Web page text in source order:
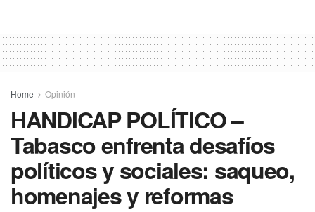
Home Opinión
HANDICAP POLÍTICO –
Tabasco enfrenta desafíos
políticos y sociales: saqueo,
homenajes y reformas